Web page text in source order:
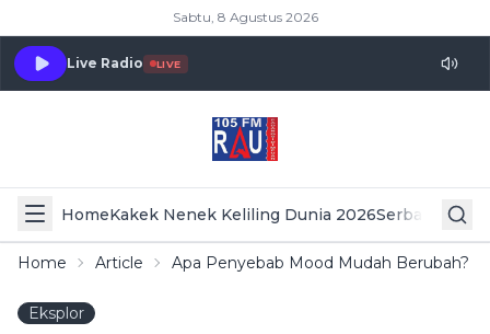
Sabtu, 8 Agustus 2026
Live Radio LIVE
HomeKakek Nenek Keliling Dunia 2026Serba Serbi
Home Article Apa Penyebab Mood Mudah Berubah?
Eksplor